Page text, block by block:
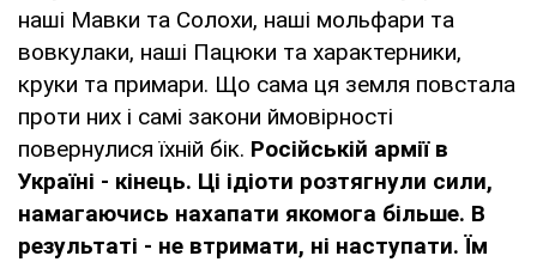
наші Мавки та Солохи, наші мольфари та
вовкулаки, наші Пацюки та характерники,
круки та примари. Що сама ця земля повстала
проти них і самі закони ймовірності
повернулися їхній бік. Російській армії в
Україні - кінець. Ці ідіоти розтягнули сили,
намагаючись нахапати якомога більше. В
результаті - не втримати, ні наступати. Їм